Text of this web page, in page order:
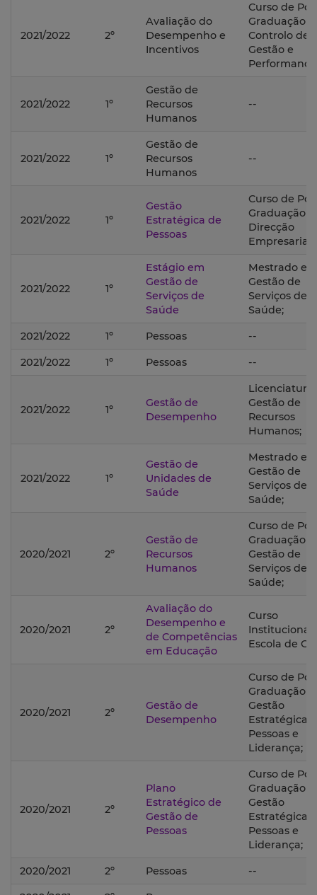
2021/2022 2º
Avaliação do
Desempenho e
Incentivos
Curso de Pós
Graduação
Controlo de
Gestão e
2021/2022 1º
Gestão de
Recursos
Humanos
--
2021/2022 1º
Gestão de
Recursos
Humanos
--
2021/2022 1º
Gestão
Estratégica de
Pessoas
Curso de Pós
Graduação
Direcção
Empresarial;
2021/2022 1º
Estágio em
Gestão de
Serviços de
Saúde
Mestrado em
Gestão de
Serviços de
Saúde;
2021/2022 1º Pessoas --
2021/2022 1º Pessoas --
2021/2022 1º
Gestão de
Desempenho
Licenciatura
Gestão de
Recursos
Humanos;
2021/2022 1º
Gestão de
Unidades de
Saúde
Mestrado em
Gestão de
Serviços de
Saúde;
2020/2021 2º
Gestão de
Recursos
Humanos
Curso de Pós
Graduação
Gestão de
Serviços de
Saúde;
2020/2021 2º
Avaliação do
Desempenho e
de Competências
em Educação
Curso
Institucional
Escola de
2020/2021 2º
Gestão de
Desempenho
Curso de Pós
Graduação
Gestão
Estratégica
Pessoas e
Liderança;
2020/2021 2º
Plano
Estratégico de
Gestão de
Pessoas
Curso de Pós
Graduação
Gestão
Estratégica
Pessoas e
Liderança;
2020/2021 2º Pessoas --